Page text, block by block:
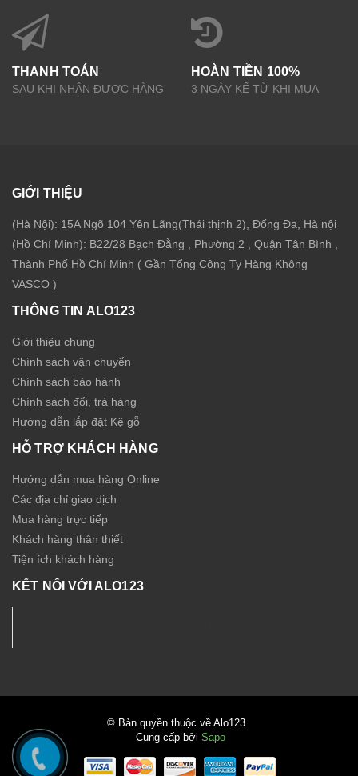
THANH TOÁN
SAU KHI NHẬN ĐƯỢC HÀNG
HOÀN TIỀN 100%
3 NGÀY KỂ TỪ KHI MUA
GIỚI THIỆU
(Hà Nội): 15A Ngõ 104 Yên Lãng(Thái thịnh 2), Đống Đa, Hà nội
(Hồ Chí Minh): B22/28 Bạch Đằng , Phường 2 , Quận Tân Bình ,
Thành Phố Hồ Chí Minh ( Gần Tổng Công Ty Hàng Không
VASCO )
THÔNG TIN ALO123
Giới thiệu chung
Chính sách vận chuyển
Chính sách bảo hành
Chính sách đổi, trả hàng
Hướng dẫn lắp đặt Kệ gỗ
HỖ TRỢ KHÁCH HÀNG
Hướng dẫn mua hàng Online
Các địa chỉ giao dịch
Mua hàng trực tiếp
Khách hàng thân thiết
Tiện ích khách hàng
KẾT NỐI VỚI ALO123
© Bản quyền thuộc về Alo123
Cung cấp bởi Sapo